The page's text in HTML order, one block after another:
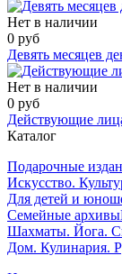
Нет в наличии
0 руб
Девять месяцев
Нет в наличии
0 руб
Действующие
Каталог
Подарочные
Искусство.
Для детей и
Семейные архивы
Шахматы. Йога.
Дом. Кулинария.